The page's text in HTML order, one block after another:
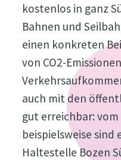
kostenlos in ganz
Bahnen und
einen konkreten
von CO2-
auch mit den
gut erreichbar:
beispielsweise sind
Haltestelle Bozen